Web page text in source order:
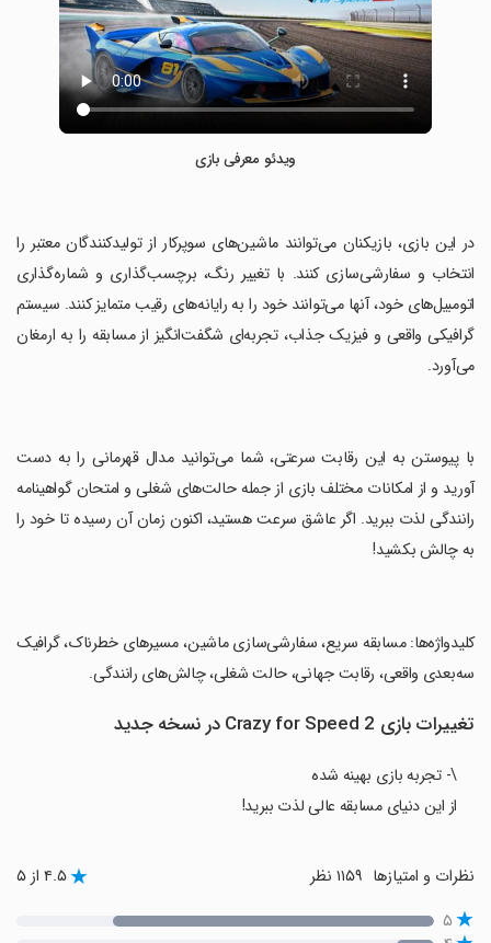
ویدئو معرفی بازی
‏در این بازی، بازیکنان می‌توانند ماشین‌های سوپرکار از تولیدکنندگان معتبر را
انتخاب و سفارشی‌سازی کنند. با تغییر رنگ، برچسب‌گذاری و شماره‌گذاری
اتومبیل‌های خود، آنها می‌توانند خود را به رایانه‌های رقیب متمایز کنند. سیستم
گرافیکی واقعی و فیزیک جذاب، تجربه‌ای شگفت‌انگیز از مسابقه را به ارمغان
می‌آورد.
‏با پیوستن به این رقابت سرعتی، شما می‌توانید مدال قهرمانی را به دست
آورید و از امکانات مختلف بازی از جمله حالت‌های شغلی و امتحان گواهینامه
رانندگی لذت ببرید. اگر عاشق سرعت هستید، اکنون زمان آن رسیده تا خود را
به چالش بکشید!
‏کلیدواژه‌ها: مسابقه سریع، سفارشی‌سازی ماشین، مسیرهای خطرناک، گرافیک
سه‌بعدی واقعی، رقابت جهانی، حالت شغلی، چالش‌های رانندگی.
تغییرات بازی Crazy for Speed 2 در نسخه جدید
\- تجربه بازی بهینه شده
از این دنیای مسابقه عالی لذت ببرید!
نظرات و امتیازها ۴.۵ از ۵
۵